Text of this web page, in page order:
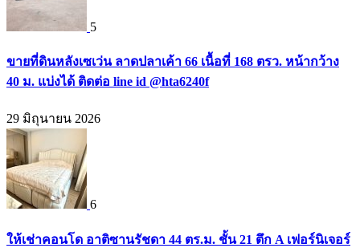
5
ขายที่ดินหลังเซเว่น ลาดปลาเค้า 66 เนื้อที่ 168 ตรว. หน้ากว้าง
40 ม. แบ่งได้ ติดต่อ line id @hta6240f
29 มิถุนายน 2026
6
ให้เช่าคอนโด อาติซานรัชดา 44 ตร.ม. ชั้น 21 ตึก A เฟอร์นิเจอร์